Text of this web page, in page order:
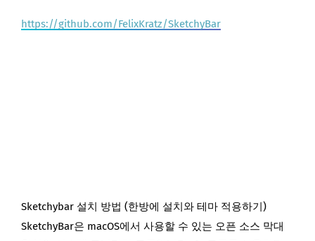
https://github.com/FelixKratz/SketchyBar
Sketchybar 설치 방법 (한방에 설치와 테마 적용하기)
SketchyBar은 macOS에서 사용할 수 있는 오픈 소스 막대